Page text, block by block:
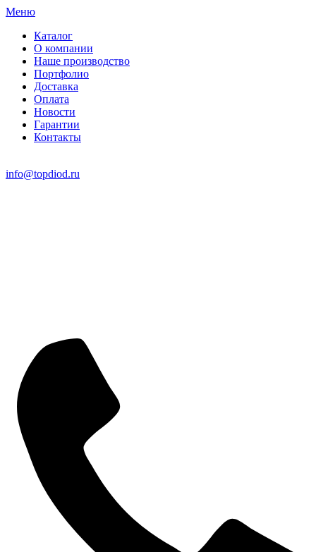
Меню
Каталог
О компании
Наше производство
Портфолио
Доставка
Оплата
Новости
Гарантии
Контакты
info@topdiod.ru